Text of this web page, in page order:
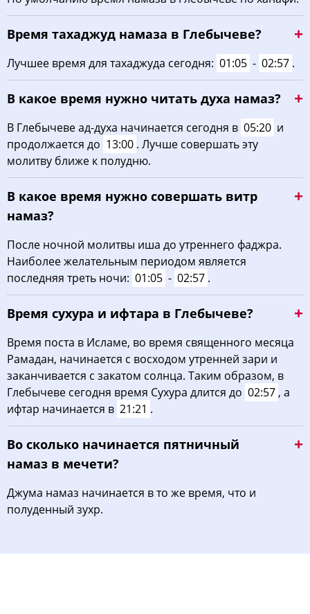
17:05
20:37 22:52
20:32 22:49
26, Ср 03:16 05:44 13:07 16:58 20:29
27, Чт 03:17 05:46 13:07 16:56 20:26 22:46
28, Пт
29, Сб 03:19 05:51 13:06 16:53 20:19 22:42
30, Вс 03:20 05:54 13:06 16:51
05:56 16:49 20:13
Время тахаджуд намаза в Глебычеве?
Лучшее время для тахаджуда сегодня: 01:05 - 02:57 .
В какое время нужно читать духа намаз?
В Глебычеве ад-духа начинается сегодня в 05:20 и
продолжается до 13:00 . Лучше совершать эту
молитву ближе к полудню.
В какое время нужно совершать витр
намаз?
После ночной молитвы иша до утреннего фаджра.
Наиболее желательным периодом является
последняя треть ночи: 01:05 - 02:57 .
Время сухура и ифтара в Глебычеве?
Время поста в Исламе, во время священного месяца
Рамадан, начинается с восходом утренней зари и
заканчивается с закатом солнца. Таким образом, в
Глебычеве сегодня время Сухура длится до 02:57 , а
ифтар начинается в 21:21 .
Во сколько начинается пятничный
намаз в мечети?
Джума намаз начинается в то же время, что и
полуденный зухр.